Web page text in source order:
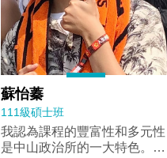
了共同領域有所行動、目標的
夥伴，還有親切的美君姐、鐘
瑩姐和學長姐們，照顧和協助
我們更適應中山的生活。以及
在修課的過程中，老師循循善
誘的引導和教學，都能為我們
未來寫畢業論文最為基礎的建
構。短短一學期，在這裡有了
許多開心的收穫。 言而總之，
可以預想到研究所這段路的學
蘇怡蓁
111級碩士班
我認為課程的豐富性和多元性
是中山政治所的一大特色。這